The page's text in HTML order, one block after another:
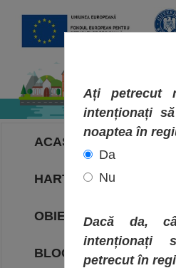
ACASA
HARTA OBIECTIVELOR
OBIECTIVE
BLOG
Ați petrecut
intenționați
noaptea în
Da
Nu
Dacă da,
petrecut în